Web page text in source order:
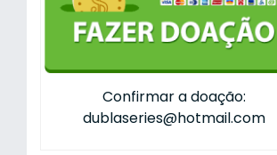
Confirmar a doação:
dublaseries@hotmail.com